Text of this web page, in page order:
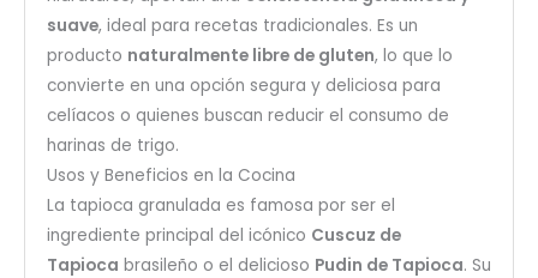
suave, ideal para recetas tradicionales. Es un
producto naturalmente libre de gluten, lo que lo
convierte en una opción segura y deliciosa para
celíacos o quienes buscan reducir el consumo de
harinas de trigo.
Usos y Beneficios en la Cocina
La tapioca granulada es famosa por ser el
ingrediente principal del icónico Cuscuz de
Tapioca brasileño o el delicioso Pudin de Tapioca. Su